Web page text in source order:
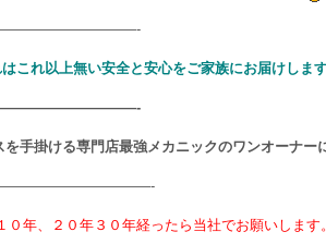
これ以上無い安全と安心をご家族にお届けしま
手掛ける専門店最強メカニックのワンオーナー
０年、２０年３０年経ったら当社でお願いします。